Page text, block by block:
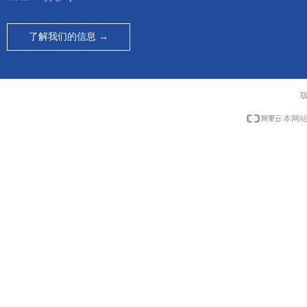
了解我们的信息 →
本网